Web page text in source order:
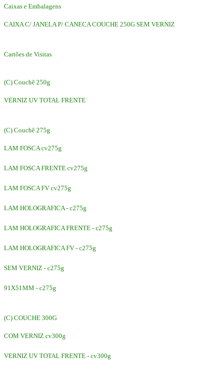
Caixas e Embalagens
CAIXA C/ JANELA P/ CANECA COUCHE 250G SEM VERNIZ
Cartões de Visitas
(C) Couchê 250g
VERNIZ UV TOTAL FRENTE
(C) Couchê 275g
LAM FOSCA cv275g
LAM FOSCA FRENTE cv275g
LAM FOSCA FV cv275g
LAM HOLOGRAFICA - c275g
LAM HOLOGRAFICA FRENTE - c275g
LAM HOLOGRAFICA FV - c275g
SEM VERNIZ - c275g
91X51MM - c275g
(C) COUCHE 300G
COM VERNIZ cv300g
VERNIZ UV TOTAL FRENTE - cv300g